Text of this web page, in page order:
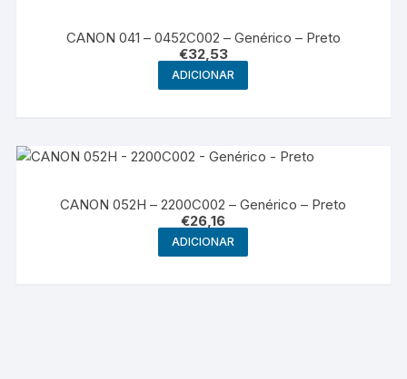
CANON 041 – 0452C002 – Genérico – Preto
€32,53
ADICIONAR
CANON 052H – 2200C002 – Genérico – Preto
€26,16
ADICIONAR